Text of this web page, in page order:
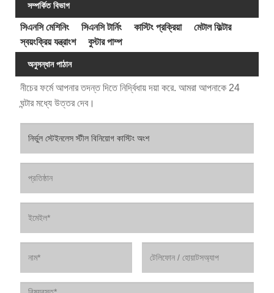
সম্পর্কিত বিভাগ
সিএনসি মেশিনিং সিএনসি টার্নিং কাস্টিং প্রক্রিয়া
মেটাল ফিল্টার
স্বয়ংক্রিয় যন্ত্রাংশ
বুস্টার পাম্প
অনুসন্ধান পাঠান
নীচের ফর্মে আপনার তদন্ত দিতে নির্দ্বিধায় দয়া করে. আমরা আপনাকে 24
ঘন্টার মধ্যে উত্তর দেব।